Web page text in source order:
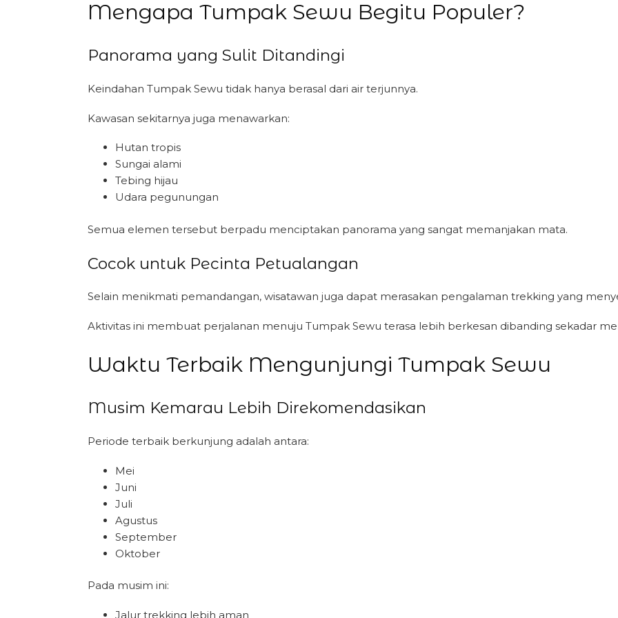
Mengapa Tumpak Sewu Begitu Populer?
Panorama yang Sulit Ditandingi
Keindahan Tumpak Sewu tidak hanya berasal dari air terjunnya.
Kawasan sekitarnya juga menawarkan:
Hutan tropis
Sungai alami
Tebing hijau
Udara pegunungan
Semua elemen tersebut berpadu menciptakan panorama yang sangat memanjakan mata.
Cocok untuk Pecinta Petualangan
Selain menikmati pemandangan, wisatawan juga dapat merasakan pengalaman trekking yang
Aktivitas ini membuat perjalanan menuju Tumpak Sewu terasa lebih berkesan dibanding sekadar
Waktu Terbaik Mengunjungi Tumpak Sewu
Musim Kemarau Lebih Direkomendasikan
Periode terbaik berkunjung adalah antara:
Mei
Juni
Juli
Agustus
September
Oktober
Pada musim ini:
Jalur trekking lebih aman